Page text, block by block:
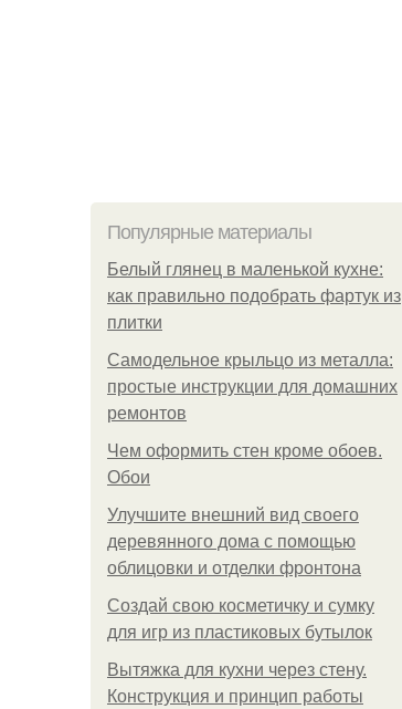
Популярные материалы
Белый глянец в маленькой кухне:
как правильно подобрать фартук из
плитки
Самодельное крыльцо из металла:
простые инструкции для домашних
ремонтов
Чем оформить стен кроме обоев.
Обои
Улучшите внешний вид своего
деревянного дома с помощью
облицовки и отделки фронтона
Создай свою косметичку и сумку
для игр из пластиковых бутылок
Вытяжка для кухни через стену.
Конструкция и принцип работы